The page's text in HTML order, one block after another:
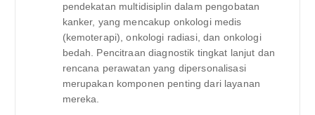
pendekatan multidisiplin dalam pengobatan
kanker, yang mencakup onkologi medis
(kemoterapi), onkologi radiasi, dan onkologi
bedah. Pencitraan diagnostik tingkat lanjut dan
rencana perawatan yang dipersonalisasi
merupakan komponen penting dari layanan
mereka.